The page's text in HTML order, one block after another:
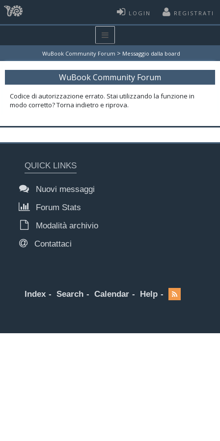
LOGIN REGISTRATI
WuBook Community Forum > Messaggio dalla board
WuBook Community Forum
Codice di autorizzazione errato. Stai utilizzando la funzione in
modo corretto? Torna indietro e riprova.
QUICK LINKS
Nuovi messaggi
Forum Stats
Modalità archivio
Contattaci
Index Search Calendar Help